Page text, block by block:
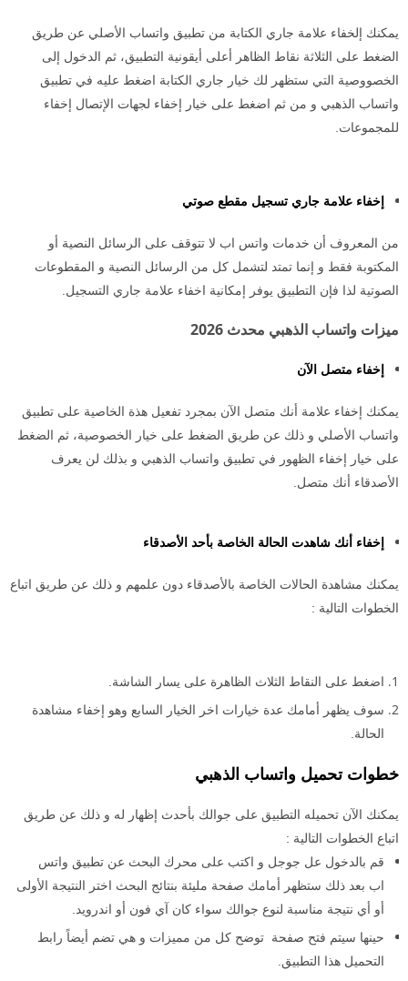
يمكنك إلخفاء علامة جاري الكتابة من تطبيق واتساب الأصلي عن طريق
الضغط على الثلاثة نقاط الظاهر أعلى أيقونية التطبيق، ثم الدخول إلى
الخصووصية التي ستظهر لك خيار جاري الكتابة اضغط عليه في تطبيق
واتساب الذهبي و من ثم اضغط على خيار إخفاء لجهات الإتصال إخفاء
للمجموعات.
إخفاء علامة جاري تسجيل مقطع صوتي
من المعروف أن خدمات واتس اب لا تتوقف على الرسائل النصية أو
المكتوبة فقط و إنما تمتد لتشمل كل من الرسائل النصية و المقطوعات
الصوتية لذا فإن التطبيق يوفر إمكانية اخفاء علامة جاري التسجيل.
ميزات واتساب الذهبي محدث 2026
إخفاء متصل الآن
يمكنك إخفاء علامة أنك متصل الآن بمجرد تفعيل هذة الخاصية على تطبيق
واتساب الأصلي و ذلك عن طريق الضغط على خيار الخصوصية، ثم الضغط
على خيار إخفاء الظهور في تطبيق واتساب الذهبي و بذلك لن يعرف
الأصدقاء أنك متصل.
إخفاء أنك شاهدت الحالة الخاصة بأحد الأصدقاء
يمكنك مشاهدة الحالات الخاصة بالأصدقاء دون علمهم و ذلك عن طريق اتباع
الخطوات التالية :
اضغط على النقاط الثلاث الظاهرة على يسار الشاشة.
سوف يظهر أمامك عدة خيارات اخر الخيار السابع وهو إخفاء مشاهدة
الحالة.
خطوات تحميل واتساب الذهبي
يمكنك الآن تحميله التطبيق على جوالك بأحدث إظهار له و ذلك عن طريق
اتباع الخطوات التالية :
قم بالدخول عل جوجل و اكتب على محرك البحث عن تطبيق واتس
اب بعد ذلك ستظهر أمامك صفحة مليئة بنتائج البحث اختر النتيجة الأولى
أو أي نتيجة مناسبة لنوع جوالك سواء كان آي فون أو اندرويد.
حينها سيتم فتح صفحة توضح كل من مميزات و هي تضم أيضاً رابط
التحميل هذا التطبيق.